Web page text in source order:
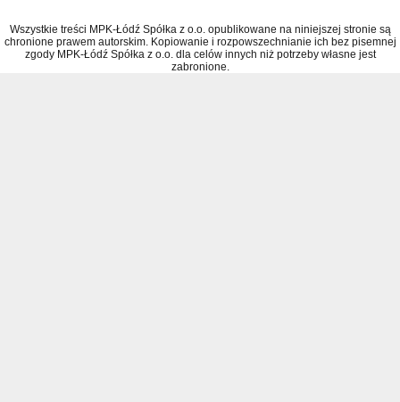
Wszystkie treści MPK-Łódź Spółka z o.o. opublikowane na niniejszej stronie są
chronione prawem autorskim. Kopiowanie i rozpowszechnianie ich bez pisemnej
zgody MPK-Łódź Spółka z o.o. dla celów innych niż potrzeby własne jest
zabronione.